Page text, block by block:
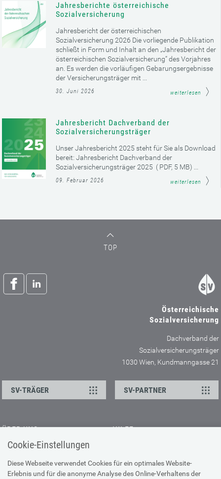
Cookie-Einstellungen
Diese Webseite verwendet Cookies für ein optimales Website-
Erlebnis und für die anonyme Analyse des Online-Verhaltens der
Jahresberichte österreichische
Sozialversicherung
Jahresbericht der österreichischen
Sozialversicherung 2026 Die vorliegende Publikation
schließt in Form und Inhalt an den „Jahresbericht der
österreichischen Sozialversicherung“ des Vorjahres
an. Es werden die vorläufigen Gebarungsergebnisse
der Versicherungsträger mit ...
30. Juni 2026 weiterlesen
Jahresbericht Dachverband der
Sozialversicherungsträger
Unser Jahresbericht 2025 steht für Sie als Download
bereit: Jahresbericht Dachverband der
Sozialversicherungsträger 2025 ( PDF, 5 MB) ...
09. Februar 2026 weiterlesen
TOP
Österreichische
Sozialversicherung
Dachverband der
Sozialversicherungsträger
1030 Wien, Kundmanngasse 21
SV-TRÄGER SV-PARTNER
ÜBER UNS
Kontakt
Offene Stellen
Presse
HILFE
Browser-Info & Sicherheit
Hilfe zur Suche